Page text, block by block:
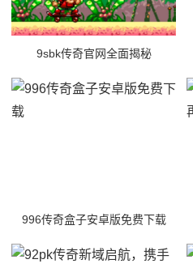
9sbk传奇官网全面揭秘
996传奇盒子安卓版免费下载